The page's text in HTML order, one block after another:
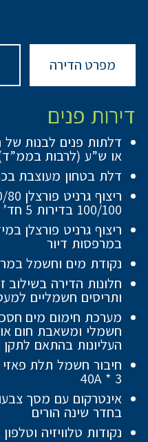
מפרט הדירה
דירות פנים
דלתות פנים לבנות של
או ש”ע (לרבות
דלת בטחון מעוצבת
100/100 בדירות 5 חד’ ומעלה
במרפסות דיור
נקודת מים וחשמל
חלונות הדירה בשילוב
ותריסים חשמליים
חשמלי ומשאבת חום
העליונות בהתאם לתקן
40A * 3
אינטרקום עם מסך
בחדר שינה הורים
נקודות טלוויזיה